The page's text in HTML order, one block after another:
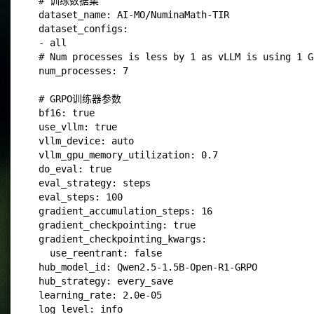
dataset_name: AI-MO/NuminaMath-TIR
dataset_configs:
- all
# Num processes is less by 1 as vLLM is using 1
num_processes: 7
# GRPO训练器参数
bf16: true
use_vllm: true
vllm_device: auto
vllm_gpu_memory_utilization: 0.7
do_eval: true
eval_strategy: steps
eval_steps: 100
gradient_accumulation_steps: 16
gradient_checkpointing: true
gradient_checkpointing_kwargs:
  use_reentrant: false
hub_model_id: Qwen2.5-1.5B-Open-R1-GRPO
hub_strategy: every_save
learning_rate: 2.0e-05
log_level: info